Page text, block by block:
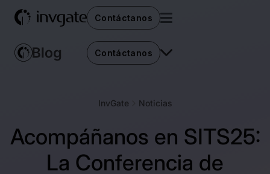
Contáctanos
Contáctanos
InvGate Noticias
Acompáñanos en SITS25:
La Conferencia de